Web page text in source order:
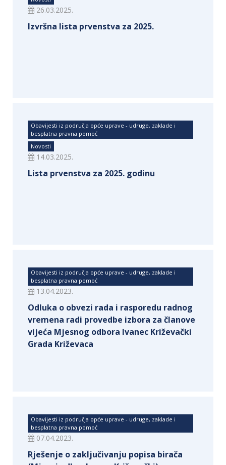
26.03.2025.
Izvršna lista prvenstva za 2025.
Obavijesti iz područja opće uprave - udruge, zaklade i
besplatna pravna pomoć
Novosti
14.03.2025.
Lista prvenstva za 2025. godinu
Obavijesti iz područja opće uprave - udruge, zaklade i
besplatna pravna pomoć
13.04.2023.
Odluka o obvezi rada i rasporedu radnog
vremena radi provedbe izbora za članove
vijeća Mjesnog odbora Ivanec Križevački
Grada Križevaca
Obavijesti iz područja opće uprave - udruge, zaklade i
besplatna pravna pomoć
07.04.2023.
Rješenje o zaključivanju popisa birača